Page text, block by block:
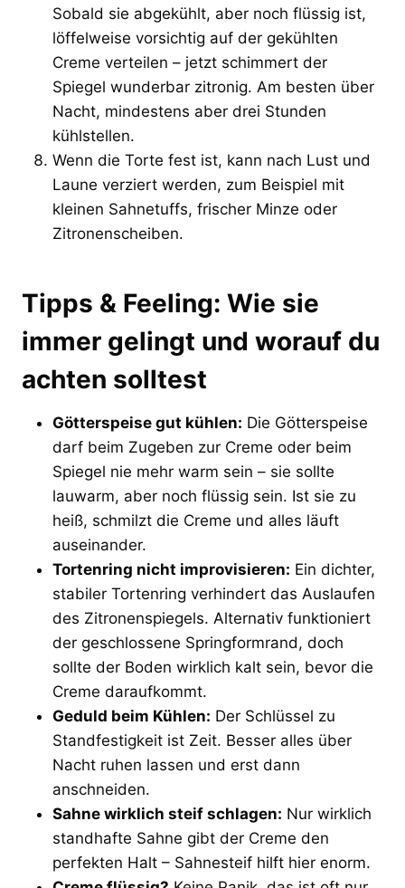
Sobald sie abgekühlt, aber noch flüssig ist,
löffelweise vorsichtig auf der gekühlten
Creme verteilen – jetzt schimmert der
Spiegel wunderbar zitronig. Am besten über
Nacht, mindestens aber drei Stunden
kühlstellen.
Wenn die Torte fest ist, kann nach Lust und
Laune verziert werden, zum Beispiel mit
kleinen Sahnetuffs, frischer Minze oder
Zitronenscheiben.
Tipps & Feeling: Wie sie
immer gelingt und worauf du
achten solltest
Götterspeise gut kühlen: Die Götterspeise
darf beim Zugeben zur Creme oder beim
Spiegel nie mehr warm sein – sie sollte
lauwarm, aber noch flüssig sein. Ist sie zu
heiß, schmilzt die Creme und alles läuft
auseinander.
Tortenring nicht improvisieren: Ein dichter,
stabiler Tortenring verhindert das Auslaufen
des Zitronenspiegels. Alternativ funktioniert
der geschlossene Springformrand, doch
sollte der Boden wirklich kalt sein, bevor die
Creme daraufkommt.
Geduld beim Kühlen: Der Schlüssel zu
Standfestigkeit ist Zeit. Besser alles über
Nacht ruhen lassen und erst dann
anschneiden.
Sahne wirklich steif schlagen: Nur wirklich
standhafte Sahne gibt der Creme den
perfekten Halt – Sahnesteif hilft hier enorm.